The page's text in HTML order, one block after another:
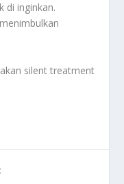
di inginkan.
silent treatment